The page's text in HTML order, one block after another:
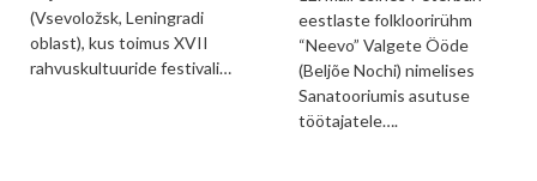
(Vsevoložsk, Leningradi
oblast), kus toimus XVII
rahvuskultuuride festivali…
eestlaste folkloorirühm
“Neevo” Valgete Ööde
(Beljõe Nochi) nimelises
Sanatooriumis asutuse
töötajatele….